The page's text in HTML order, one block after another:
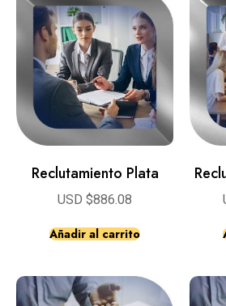
Reclutamiento Plata
USD $886.08
Añadir al carrito